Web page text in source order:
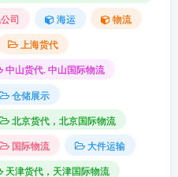
司 海运
物流
上海货代
中山货代. 中山国际物流
仓储展示
北京货代，北京国际物流
国际物流
大件运输
天津货代，天津国际物流